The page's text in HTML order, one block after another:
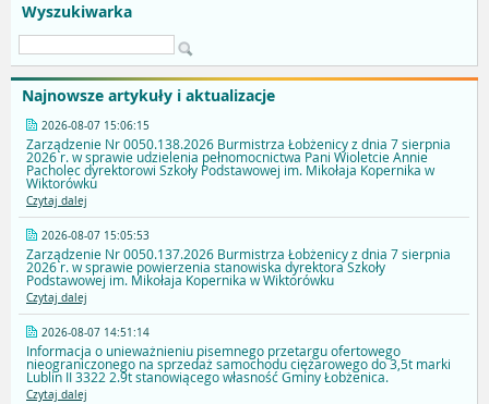
Wyszukiwarka
Najnowsze artykuły i aktualizacje
2026-08-07 15:06:15
Zarządzenie Nr 0050.138.2026 Burmistrza Łobżenicy z dnia 7 sierpnia
2026 r. w sprawie udzielenia pełnomocnictwa Pani Wioletcie Annie
Pacholec dyrektorowi Szkoły Podstawowej im. Mikołaja Kopernika w
Wiktorówku
Czytaj dalej
2026-08-07 15:05:53
Zarządzenie Nr 0050.137.2026 Burmistrza Łobżenicy z dnia 7 sierpnia
2026 r. w sprawie powierzenia stanowiska dyrektora Szkoły
Podstawowej im. Mikołaja Kopernika w Wiktorówku
Czytaj dalej
2026-08-07 14:51:14
Informacja o unieważnieniu pisemnego przetargu ofertowego
nieograniczonego na sprzedaż samochodu ciężarowego do 3,5t marki
Lublin II 3322 2.9t stanowiącego własność Gminy Łobżenica.
Czytaj dalej